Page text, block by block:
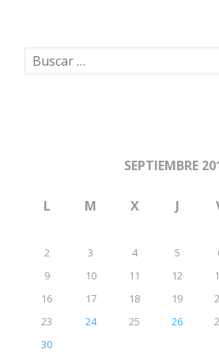
SEPTIEMBRE
L M X J
2
3 4 5
9
10 11 12
16
17 18 19
23
24 25 26
30